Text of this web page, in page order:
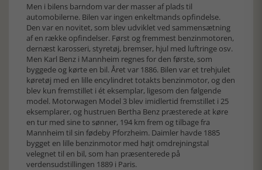
Men i bilens barndom var der masser af plads til
automobilerne. Bilen var ingen enkeltmands opfindelse.
Den var en novitet, som blev udviklet ved sammensætning
af en række opfindelser. Først og fremmest benzinmotoren,
dernæst karosseri, styretøj, bremser, hjul med luftringe osv.
Men Karl Benz i Mannheim regnes for den første, som
byggede og kørte en bil. Året var 1886. Bilen var et trehjulet
køretøj med en lille encylindret totakts benzinmotor, og den
blev kun fremstillet i ét eksemplar, ligesom den følgende
model. Motorwagen Model 3 blev imidlertid fremstillet i 25
eksemplarer, og hustruen Bertha Benz præsterede at køre
en tur med sine to sønner, 194 km frem og tilbage fra
Mannheim til sin fødeby Pforzheim. Daimler havde 1885
bygget en lille benzinmotor med højt omdrejningstal
velegnet til en bil, som han præsenterede på
verdensudstillingen 1889 i Paris.